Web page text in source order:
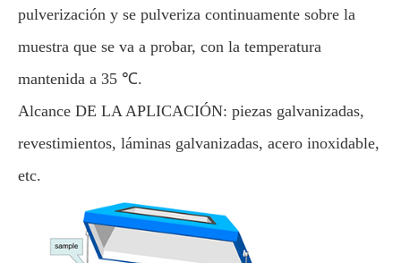
pulverización y se pulveriza continuamente sobre la
muestra que se va a probar, con la temperatura
mantenida a 35 ℃.
Alcance DE LA APLICACIÓN: piezas galvanizadas,
revestimientos, láminas galvanizadas, acero inoxidable,
etc.